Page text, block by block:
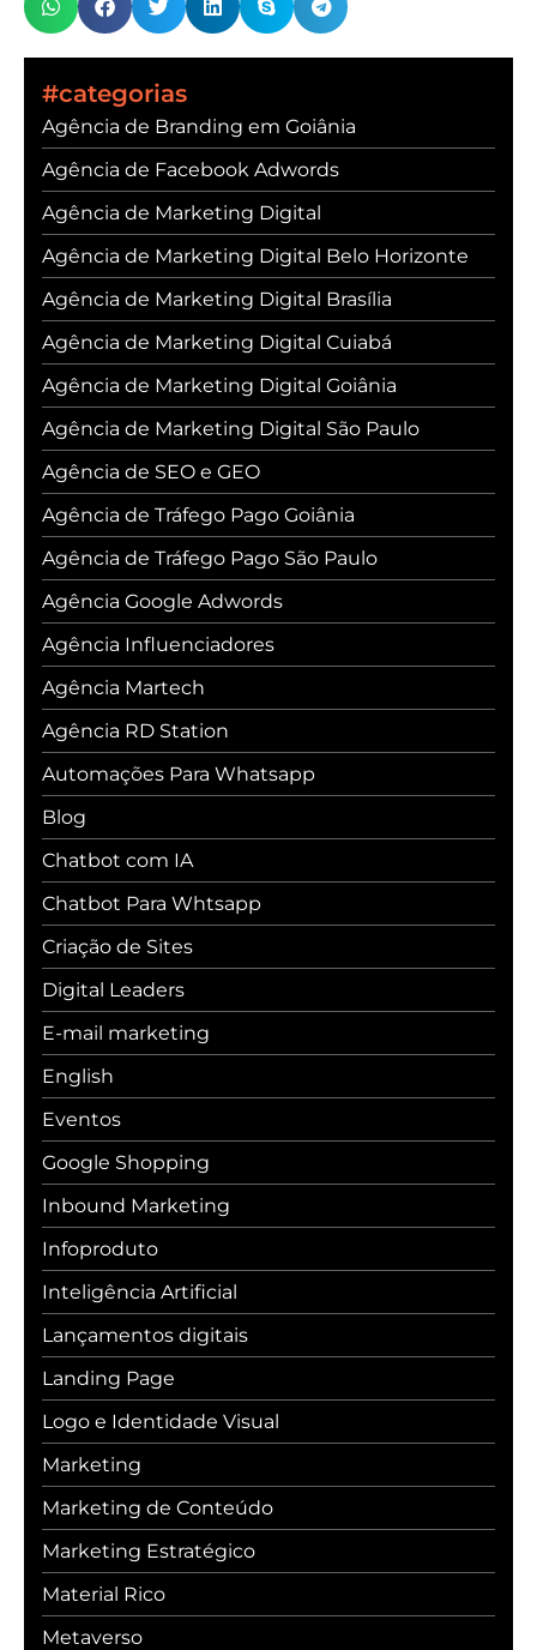
#categorias
Agência de Branding em Goiânia
Agência de Facebook Adwords
Agência de Marketing Digital
Agência de Marketing Digital Belo Horizonte
Agência de Marketing Digital Brasília
Agência de Marketing Digital Cuiabá
Agência de Marketing Digital Goiânia
Agência de Marketing Digital São Paulo
Agência de SEO e GEO
Agência de Tráfego Pago Goiânia
Agência de Tráfego Pago São Paulo
Agência Google Adwords
Agência Influenciadores
Agência Martech
Agência RD Station
Automações Para Whatsapp
Blog
Chatbot com IA
Chatbot Para Whtsapp
Criação de Sites
Digital Leaders
E-mail marketing
English
Eventos
Google Shopping
Inbound Marketing
Infoproduto
Inteligência Artificial
Lançamentos digitais
Landing Page
Logo e Identidade Visual
Marketing
Marketing de Conteúdo
Marketing Estratégico
Material Rico
Metaverso